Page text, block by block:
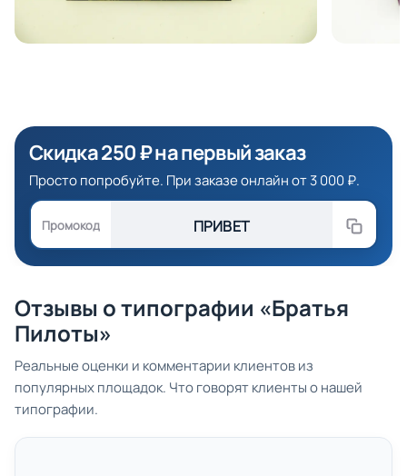
Скидка 250 ₽ на первый заказ
Просто попробуйте. При заказе онлайн от 3 000 ₽.
Промокод ПРИВЕТ
Отзывы о типографии «Братья
Пилоты»
Реальные оценки и комментарии клиентов из
популярных площадок. Что говорят клиенты о нашей
типографии.